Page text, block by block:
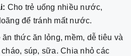
Cho trẻ uống nhiều nước,
để tránh mất nước.
ăn thức ăn lỏng, mềm, dễ tiêu và
súp, sữa. Chia nhỏ các